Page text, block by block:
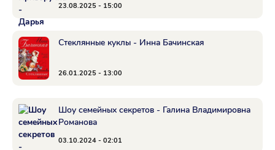
23.08.2025 - 15:00
Стеклянные куклы - Инна Бачинская
26.01.2025 - 13:00
Шоу семейных секретов - Галина Владимировна
Романова
03.10.2024 - 02:01